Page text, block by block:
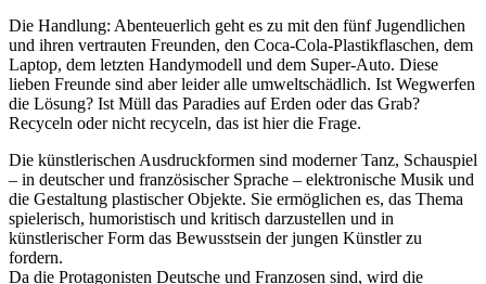
Die Handlung: Abenteuerlich geht es zu mit den fünf Jugendlichen
und ihren vertrauten Freunden, den Coca-Cola-Plastikflaschen, dem
Laptop, dem letzten Handymodell und dem Super-Auto. Diese
lieben Freunde sind aber leider alle umweltschädlich. Ist Wegwerfen
die Lösung? Ist Müll das Paradies auf Erden oder das Grab?
Recyceln oder nicht recyceln, das ist hier die Frage.
Die künstlerischen Ausdruckformen sind moderner Tanz, Schauspiel
– in deutscher und französischer Sprache – elektronische Musik und
die Gestaltung plastischer Objekte. Sie ermöglichen es, das Thema
spielerisch, humoristisch und kritisch darzustellen und in
künstlerischer Form das Bewusstsein der jungen Künstler zu
fordern.
Da die Protagonisten Deutsche und Franzosen sind, wird die